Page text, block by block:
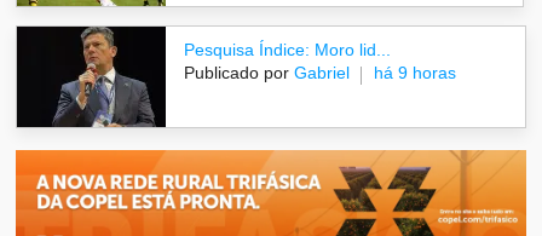
Pesquisa Índice: Moro lid...
Publicado por Gabriel há 9 horas